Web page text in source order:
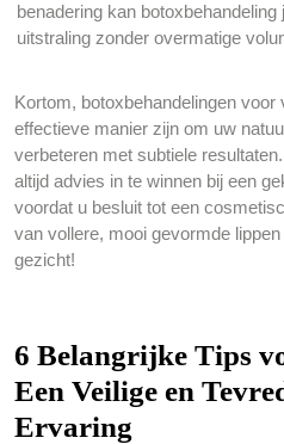
benadering kan
uitstraling zonder overmatige
Kortom, botoxbehandelingen voor
effectieve manier zijn om uw
verbeteren met subtiele
altijd advies in te winnen bij een
voordat u besluit tot een
van vollere, mooi gevormde
gezicht!
6 Belangrijke Tips
Een Veilige en
Ervaring